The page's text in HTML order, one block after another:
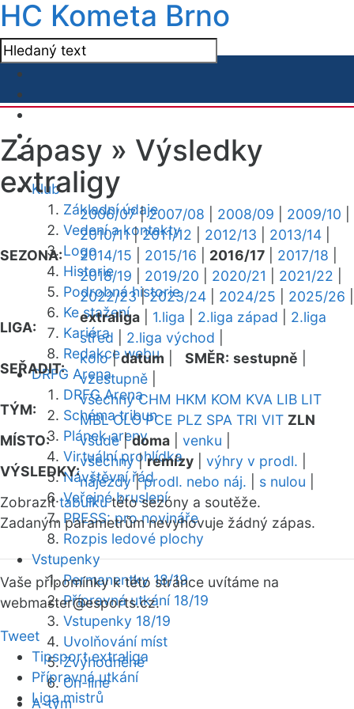
HC Kometa Brno
Klub
Základní údaje
Vedení a kontakty
Logo
Historie
Podrobná historie
Ke stažení
Kariéra
Redakce webu
DRFG Arena
DRFG Arena
Schéma tribun
Plánek areny
Virtuální prohlídka
Návštěvní řád
Veřejné bruslení
PRESS: pro novináře
Rozpis ledové plochy
Vstupenky
Permanentky 18/19
Přípravná utkání 18/19
Vstupenky 18/19
Uvolňování míst
Zvýhodněné
On-line
A-tým
Zápasy » Výsledky
extraligy
SEZONA:
2006/07|2007/08 2008/09 2009/10
2010/11|2011/12 2012/13 2013/14
2014/15
2015/16 2016/17 2017/18
2018/19
2019/20 2020/21 2021/22
2022/23|2023/24 2024/25 2025/26
LIGA:
extraliga 1.liga 2.liga západ
2.liga
střed
2.liga východ
SEŘADIT:
kolo|datum SMĚR: sestupně
vzestupně
TÝM:
všechny CHM HKM KOM KVA LIB LIT
MBL OLO PCE PLZ SPA TRI VIT ZLN
MÍSTO:
všude|doma venku
VÝSLEDKY:
všechny|remízy výhry v prodl.
nájezdy|prodl. nebo náj. s nulou
Zobrazittabulkutéto sezóny a soutěže.
Zadaným parametrům nevyhovuje žádný zápas.
Vaše připomínky k této stránce uvítáme na
webmaster@esports.cz.
Tweet
Tipsport extraliga
Přípravná utkání
Liga mistrů